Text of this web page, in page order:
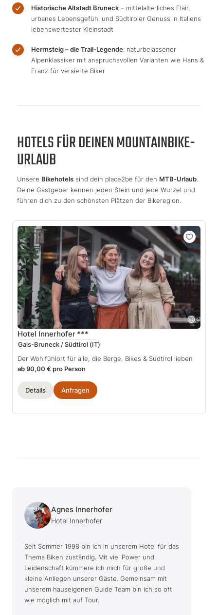
Historische Altstadt Bruneck – mittelalterliches Flair,
urbanes Lebensgefühl und Südtiroler Genuss in Italiens
lebenswertester Kleinstadt
Herrnsteig – die Trail-Legende: naturbelassener
Alpenklassiker mit anspruchsvollen Varianten wie Hans &
Franz für versierte Biker
HOTELS FÜR DEINEN MOUNTAINBIKE-
URLAUB
Unsere Bikehotels sind dein place2be für den MTB-Urlaub.
Deine Gastgeber kennen jeden Stein und jede Wurzel und
führen dich zu den schönsten Plätzen der Bikeregion.
Hotel Innerhofer ***
Gais-Bruneck / Südtirol (IT)
Der Wohlfühlort für alle, die Berge, Bikes & Südtirol lieben
ab 90,00 € pro Person
Details Anfragen
Agnes Innerhofer
Hotel Innerhofer
Seit Sommer 1998 bin ich in unserem Hotel für das
Thema Biken zuständig. Mit viel Power und
Leidenschaft kümmere ich mich für große und
kleine Anliegen unserer Gäste. Gemeinsam mit
unserem hauseigenen Guide Team bin ich so oft
wie möglich mit auf Tour.